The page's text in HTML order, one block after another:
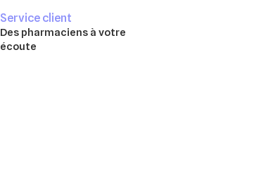
Service client
Des pharmaciens à votre
écoute